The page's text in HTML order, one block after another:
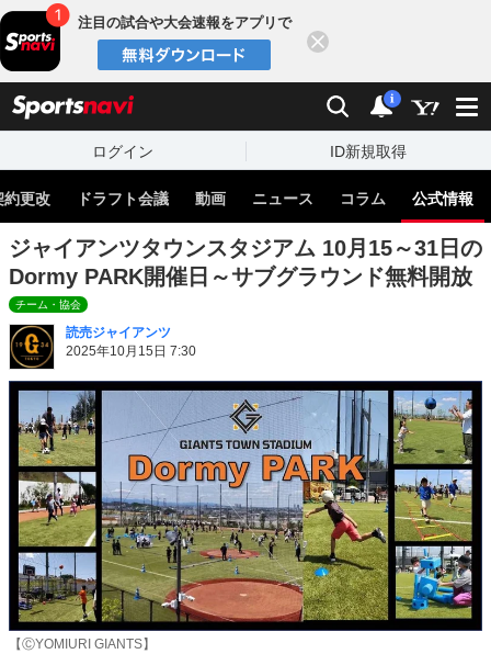
注目の試合や大会速報をアプリで
検索 通知
i
ログイン ID新規取得
約更改 ドラフト会議 動画 ニュース コラム 公式情報
ジャイアンツタウンスタジアム 10月15～31日の
Dormy PARK開催日～サブグラウンド無料開放
チーム・協会
読売ジャイアンツ
2025年10月15日 7:30
【ⒸYOMIURI GIANTS】